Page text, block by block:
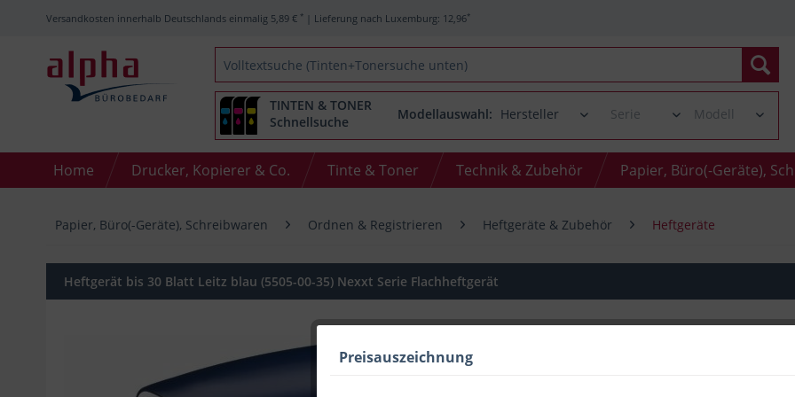
Versandkosten innerhalb Deutschlands einmalig 5,89 € * | Lieferung nach Luxemburg: 12,96*
TINTEN & TONER
Schnellsuche
Modellauswahl:
Home Drucker, Kopierer & Co. Tinte & Toner Technik & Zubehör Papier, Büro(-Geräte),
Papier, Büro(-Geräte), Schreibwaren Ordnen & Registrieren Heftgeräte & Zubehör Heftgeräte
Heftgerät bis 30 Blatt Leitz blau (5505-00-35) Nexxt Serie Flachheftgerät
Preisauszeichnung